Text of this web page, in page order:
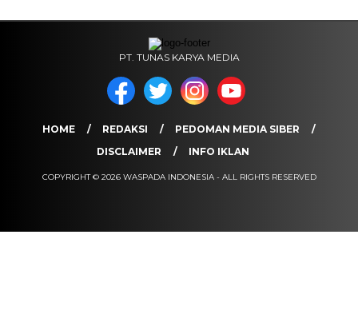
PT. TUNAS KARYA MEDIA
HOME REDAKSI
PEDOMAN MEDIA SIBER
DISCLAIMER
INFO IKLAN
COPYRIGHT © 2026 WASPADA INDONESIA - ALL RIGHTS RESERVED